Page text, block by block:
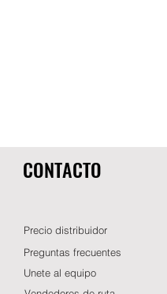
CONTACTO
Precio distribuidor
Preguntas frecuentes
Unete al equipo